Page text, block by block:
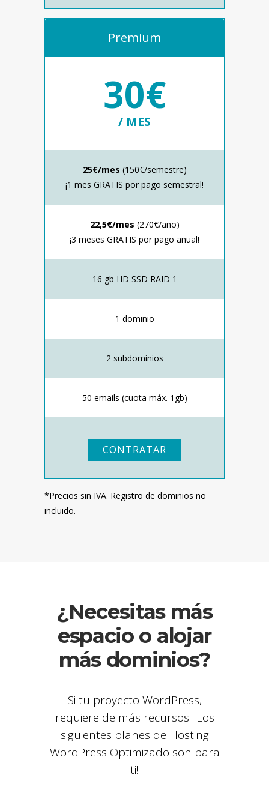
Premium
30€
/ MES
25€/mes (150€/semestre)
¡1 mes GRATIS por pago semestral!
22,5€/mes (270€/año)
¡3 meses GRATIS por pago anual!
16 gb HD SSD RAID 1
1 dominio
2 subdominios
50 emails (cuota máx. 1gb)
CONTRATAR
*Precios sin IVA. Registro de dominios no
incluido.
¿Necesitas más
espacio o alojar
más dominios?
Si tu proyecto WordPress,
requiere de más recursos: ¡Los
siguientes planes de Hosting
WordPress Optimizado son para
ti!